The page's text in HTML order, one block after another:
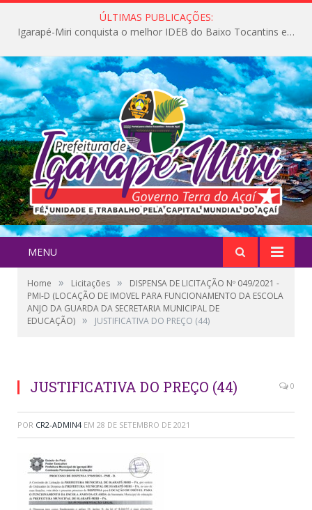
ÚLTIMAS PUBLICAÇÕES:
Igarapé-Miri conquista o melhor IDEB do Baixo Tocantins e avança na qualidade da educação pública
MENU
Home » Licitações »
DISPENSA DE LICITAÇÃO Nº 049/2021 -
PMI-D (LOCAÇÃO DE IMOVEL PARA FUNCIONAMENTO DA ESCOLA
ANJO DA GUARDA DA SECRETARIA MUNICIPAL DE
EDUCAÇÃO) » JUSTIFICATIVA DO PREÇO (44)
JUSTIFICATIVA DO PREÇO (44) 0
POR CR2-ADMIN4 EM 28 DE SETEMBRO DE 2021